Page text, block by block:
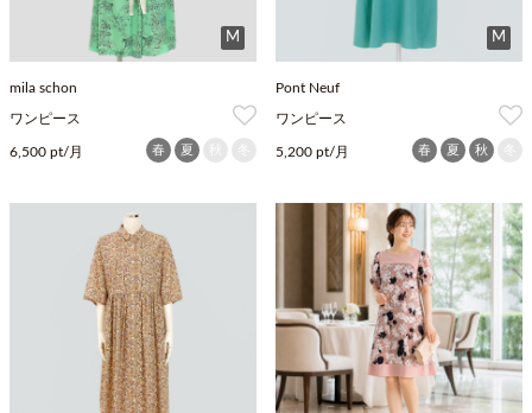
M
mila schon
ワンピース
6,500 pt/月 春 夏
M
Pont Neuf
ワンピース
5,200 pt/月 春 夏 秋